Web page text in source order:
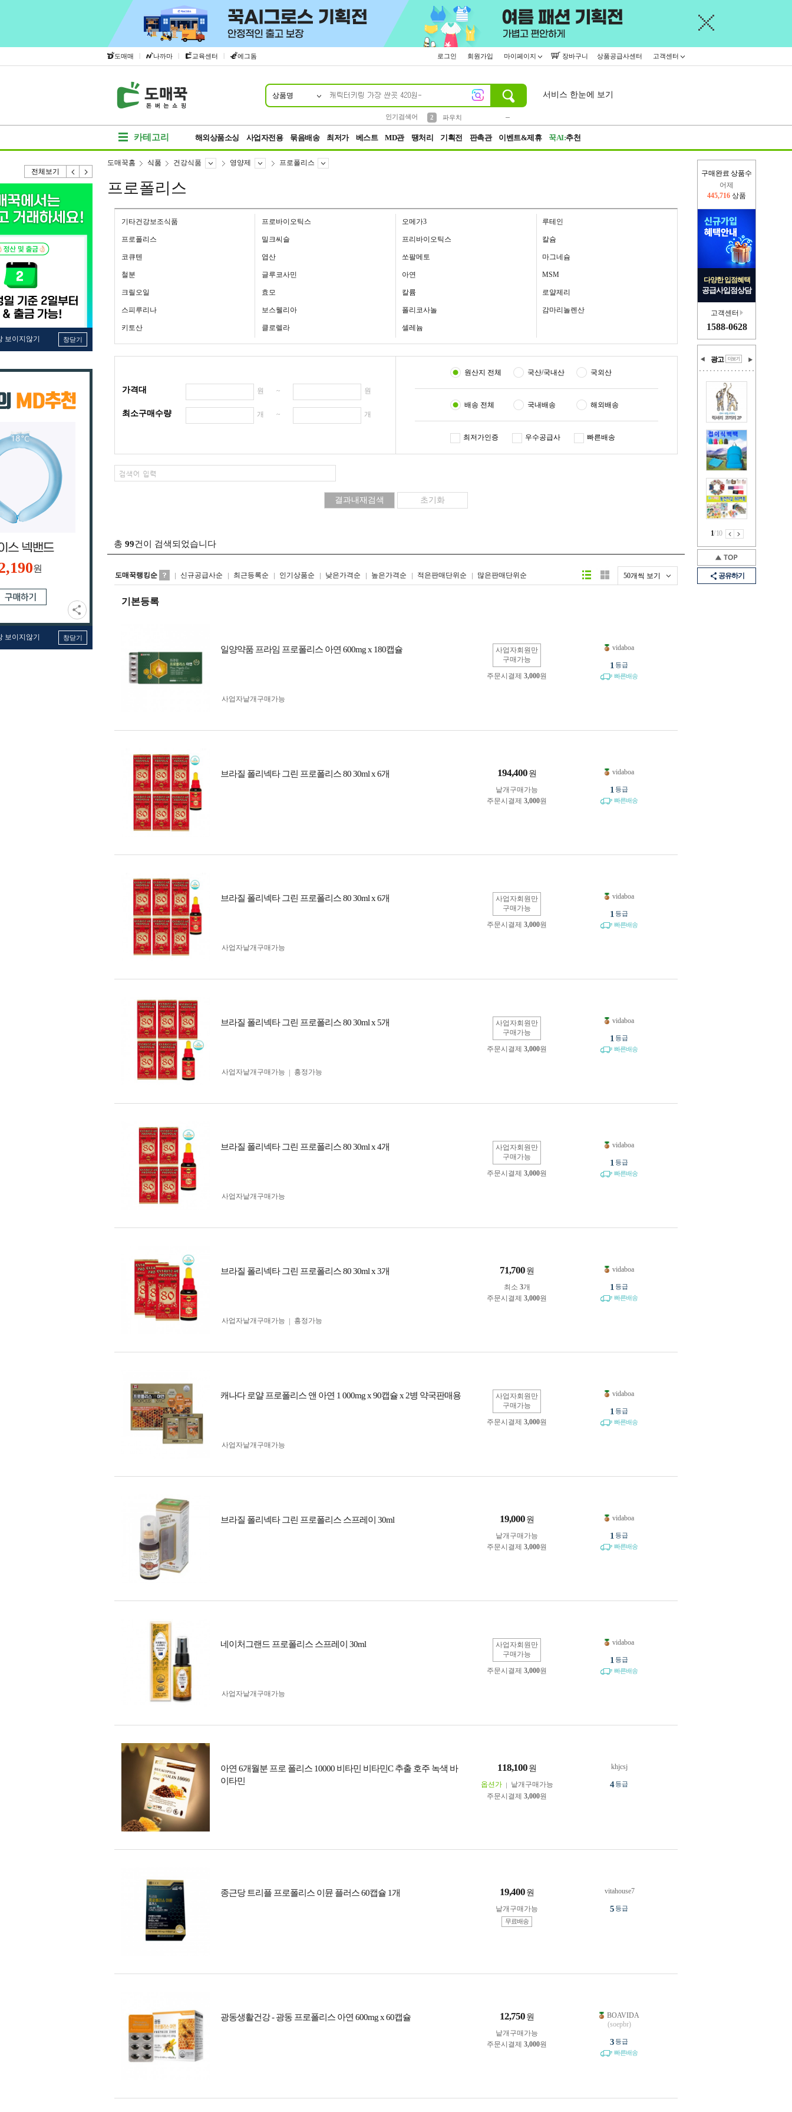
도매매 | 나까마 | 교육센터 | 에그돔 로그인 회원가입 마이페이지 장바구니 상품공급사센터 고객센터
상품명
인기검색어
2
파우치
서비스 한눈에 보기
카테고리 해외상품소싱 사업자전용 묶음배송 최저가 베스트 MD관 땡처리 기획전 판촉관 이벤트&제휴 꾹AI:추천
전체보기
보이지않기 창닫기
원
보이지않기 창닫기
구매완료 상품수
어제
445,716 상품
다양한 입점혜택
공급사입점상담
고객센터
1588-0628
광고
1/10
공유하기
도매꾹홈 식품 건강식품 영양제 프로폴리스
프로폴리스
기타건강보조식품 프로바이오틱스 오메가3 루테인
프로폴리스 밀크씨슬 프리바이오틱스 칼슘
코큐텐 엽산 쏘팔메토 마그네슘
철분 글루코사민 아연 MSM
크릴오일 효모 칼륨 로얄제리
스피루리나 보스웰리아 폴리코사놀 감마리놀렌산
키토산 클로렐라 셀레늄
가격대 원 ~ 원
최소구매수량 개 ~ 개
원산지 전체 국산/국내산 국외산
배송 전체 국내배송 해외배송
최저가인증 우수공급사 빠른배송
총 99건이 검색되었습니다
도매꾹랭킹순 신규공급사순 최근등록순 인기상품순 낮은가격순 높은가격순 적은판매단위순 많은판매단위순 50개씩 보기
리스트형갤러리형
기본등록
일양약품 프라임 프로폴리스 아연 600mg x 180캡슐
사업자회원만
구매가능
주문시결제 3,000원
사업자 낱개구매가능
vidaboa
1 등급
빠른배송
브라질 폴리넥타 그린 프로폴리스 80 30ml x 6개 194,400 원
낱개구매가능
주문시결제 3,000원
vidaboa
1 등급
빠른배송
브라질 폴리넥타 그린 프로폴리스 80 30ml x 6개
사업자회원만
구매가능
주문시결제 3,000원
사업자 낱개구매가능
vidaboa
1 등급
빠른배송
브라질 폴리넥타 그린 프로폴리스 80 30ml x 5개
사업자회원만
구매가능
주문시결제 3,000원
사업자 낱개구매가능 흥정가능
vidaboa
1 등급
빠른배송
브라질 폴리넥타 그린 프로폴리스 80 30ml x 4개
사업자회원만
구매가능
주문시결제 3,000원
사업자 낱개구매가능
vidaboa
1 등급
빠른배송
브라질 폴리넥타 그린 프로폴리스 80 30ml x 3개 71,700 원
최소 3개
주문시결제 3,000원
사업자 낱개구매가능 흥정가능
vidaboa
1 등급
빠른배송
캐나다 로얄 프로폴리스 앤 아연 1 000mg x 90캡슐 x 2병 약국판매용
사업자회원만
구매가능
주문시결제 3,000원
사업자 낱개구매가능
vidaboa
1 등급
빠른배송
브라질 폴리넥타 그린 프로폴리스 스프레이 30ml 19,000 원
낱개구매가능
주문시결제 3,000원
vidaboa
1 등급
빠른배송
네이처그랜드 프로폴리스 스프레이 30ml
사업자회원만
구매가능
주문시결제 3,000원
사업자 낱개구매가능
vidaboa
1 등급
빠른배송
아연 6개월분 프로 폴리스 10000 비타민 비타민C 추출 호주 녹색 바
이타민
118,100 원
옵션가
낱개구매가능
주문시결제 3,000원
khjcsj
4등급
종근당 트리플 프로폴리스 이뮨 플러스 60캡슐 1개 19,400 원
낱개구매가능
무료배송
vitahouse7
5등급
광동생활건강 - 광동 프로폴리스 아연 600mg x 60캡슐 12,750 원
낱개구매가능
주문시결제 3,000원
BOAVIDA
(soepbr)
3등급
빠른배송